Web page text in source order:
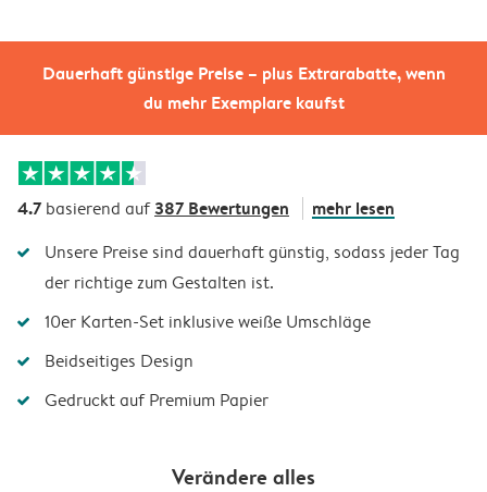
Dauerhaft günstige Preise – plus Extrarabatte, wenn
du mehr Exemplare kaufst
4.7 basierend auf387 Bewertungen mehr lesen
Unsere Preise sind dauerhaft günstig, sodass jeder Tag
der richtige zum Gestalten ist.
10er Karten-Set inklusive weiße Umschläge
Beidseitiges Design
Gedruckt auf Premium Papier
Verändere alles